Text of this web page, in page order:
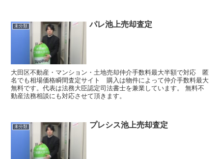
未分類 パレ池上売却査定
大田区不動産・マンション・土地売却仲介手数料最大半額で対応 匿
名でも相場価格瞬間査定サイト 購入は物件によって仲介手数料最大
無料です。代表は法務大臣認定司法書士を兼業しています。 無料不
動産法務相談にも対応させて頂きます。
未分類 プレシス池上売却査定